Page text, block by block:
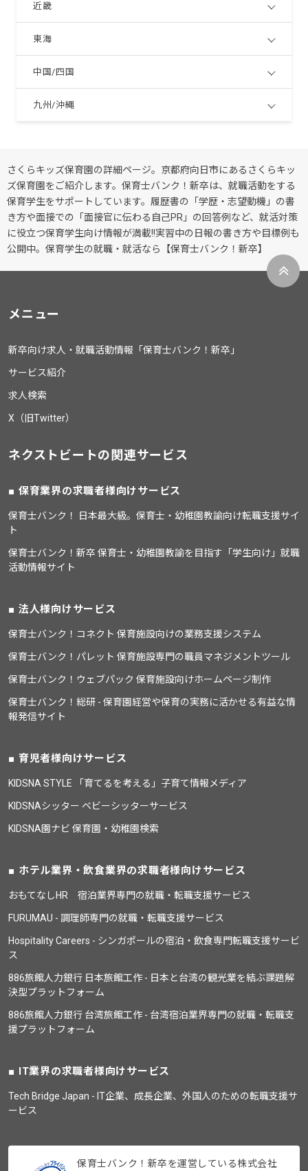
近畿
東海
中国/四国
九州/沖縄
さくらキッズ保育園の詳細ページ。京都府向日市にあるさくらキッ
ズ保育園をご紹介します。保育士バンク！新卒は、就職活動をする
保育学生をサポートしています。履歴書の「学歴・志望動機」の書
き方や面接での「面接官に伝わる自己PR」の回答例など、就活対策
に役立つ保育学生向け情報が満載!!実習中の日報の書き方や目標例も
公開中。保育学生の就職・就活なら【保育士バンク！新卒】
メニュー
新卒向け求人・就職活動情報「保育士バンク！新卒」
サービス紹介
求人検索
X（旧Twitter）
ネクストビートの関連サービス
保育業界の求職者様向けサービス
保育士バンク！ 日本最大級。保育士・幼稚園教諭向け転職支援サイ
ト
保育士バンク！新卒 保育士・幼稚園教諭を目指す「学生向け」就職
活動情報サイト
法人様向けサービス
保育士バンク！コネクト 保育施設向けの業務支援システム
保育士バンク！パレット 保育施設専門の職員マネジメントツール
保育士バンク！ウェブパック 保育施設向けホームページ制作
保育士バンク！総研 - 保育園経営や保育の実務に活かせる有益な情
報発信サイト
育児者様向けサービス
KIDSNA STYLE 「育てるを考える」子育て情報メディア
KIDSNAシッター ベビーシッターサービス
KIDSNA園ナビ 保育園・幼稚園検索
ホテル業界・飲食業界の求職者様向けサービス
おもてなしHR 宿泊業界専門の就職・転職支援サービス
FURUMAU - 調理師専門の就職・転職支援サービス
Hospitality Careers - シンガポールの宿泊・飲食専門転職支援サービ
ス
886旅館人力銀行 日本旅館工作 - 日本と台湾の観光業を結ぶ課題解
決型プラットフォーム
886旅館人力銀行 台湾旅館工作 - 台湾宿泊業界専門の就職・転職支
援プラットフォーム
IT業界の求職者様向けサービス
Tech Bridge Japan - IT企業、成長企業、外国人のための転職支援サ
ービス
保育士バンク！新卒を運営している株式会社